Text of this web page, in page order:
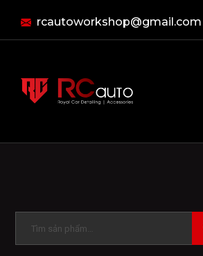
rcautoworkshop@gmail.com